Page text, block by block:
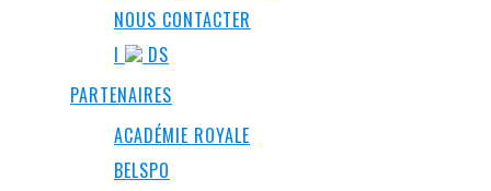
NOUS CONTACTER
I
DS
PARTENAIRES
ACADÉMIE ROYALE
BELSPO